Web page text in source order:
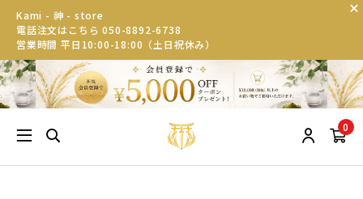
Kami - 神 - store
電話注文はこちら 050-8892-6738
営業時間 平日10:00-18:00（土日祝休み）
0